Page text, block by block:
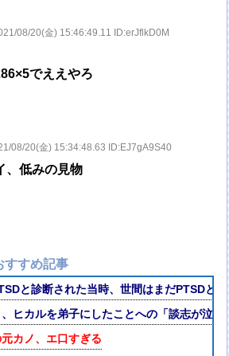
08/20(金) 15:46:49.11 ID:erJflkD0M
でええやろ
08/20(金) 15:34:48.63 ID:EJ7gA9S40
、低みの見物
すすめ記事
と診断された当時、世間はまだPTSDと
、ヒカルを弟子にしたことへの「談志が泣
元カノ、エ口すぎる